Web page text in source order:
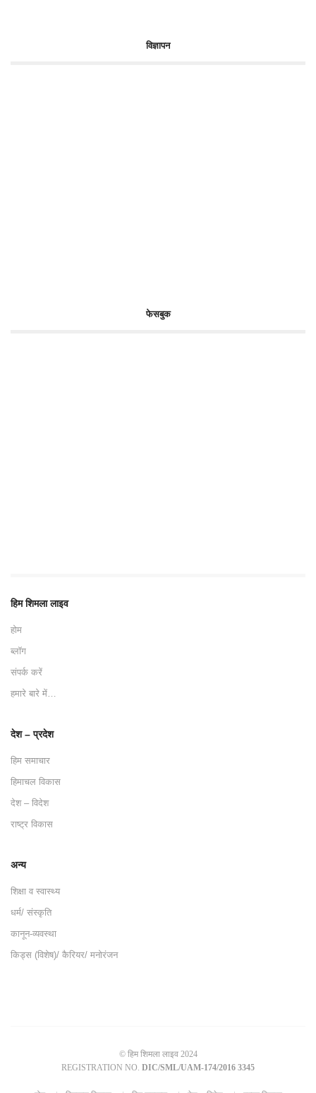
विज्ञापन
फेसबुक
हिम शिमला लाइव
होम
ब्लॉग
संपर्क करें
हमारे बारे में…
देश – प्रदेश
हिम समाचार
हिमाचल विकास
देश – विदेश
राष्ट्र विकास
अन्य
शिक्षा व स्वास्थ्य
धर्म/ संस्कृति
कानून-व्यवस्था
किड्स (विशेष)/ कैरियर/ मनोरंजन
© हिम शिमला लाइव 2024
REGISTRATION NO. DIC/SML/UAM-174/2016 3345